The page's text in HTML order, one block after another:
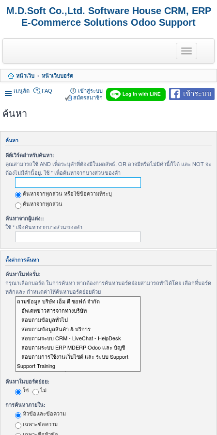
M.D.Soft Co.,Ltd. Software House CRM, ERP
E-Commerce Solutions Odoo Support
T
o
g
l
e
n
a
a
i
หน้าเว็บ หน้าเว็บบอร์ด
เมนูลัด เข้าระบบ
Log in with LINE
FAQ
เข้าสู่ระบบ
สมัครสมาชิก
ค้นหา
ค้นหา
คีย์เวิร์ดสำหรับค้นหา:
คุณสามารถใช้ AND เพื่อระบุคำที่ต้องมีในผลลัพธ์, OR อาจมีหรือไม่มีคำนี้ก็ได้ และ NOT จะ
ต้องไม่มีคำนี้อยู่. ใช้ * เพื่อค้นหาจากบางส่วนของคำ
ค้นหาจากทุกส่วน หรือใช้ข้อความที่ระบุ
ค้นหาจากทุกส่วน
ค้นหาจากผู้แต่ง::
ใช้ * เพื่อค้นหาจากบางส่วนของคำ
ตั้งค่าการค้นหา
ค้นหาในฟอรั่ม:
กรุณาเลือกบอร์ด ในการค้นหา หากต้องการค้นหาบอร์ดย่อยสามารถทำได้โดย เลือกที่บอร์ด
หลักและ กำหนดค่าให้ค้นหาบอร์ดย่อยด้วย
ค้นหาในบอร์ดย่อย:
ใช่ ไม่
การค้นหาภายใน:
หัวข้อและข้อความ
เฉพาะข้อความ